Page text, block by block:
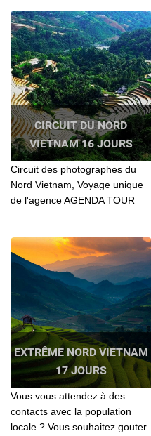
Chi…
CIRCUIT DU NORD
VIETNAM 16 JOURS
Circuit des photographes du
Nord Vietnam, Voyage unique
de l'agence AGENDA TOUR
authentique, Aventure, en moto
taxi, balade à pider,
Randonnée – Voyage privé
EXTRÊME NORD VIETNAM
17 JOURS
Vous vous attendez à des
contacts avec la population
locale ? Vous souhaitez gouter